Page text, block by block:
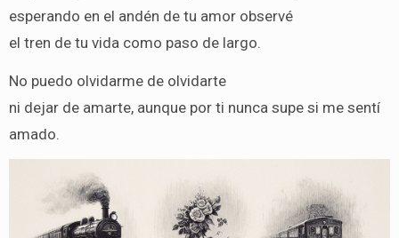
esperando en el andén de tu amor observé
el tren de tu vida como paso de largo.
No puedo olvidarme de olvidarte
ni dejar de amarte, aunque por ti nunca supe si me sentí
amado.